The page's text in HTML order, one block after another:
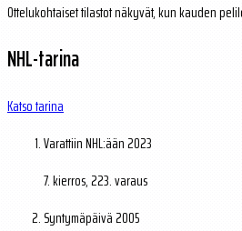
Ottelukohtaiset tilastot näkyvät, kun kauden
NHL-tarina
Katso tarina
Varattiin NHL:ään2023
7. kierros, 223. varaus
Syntymäpäivä2005